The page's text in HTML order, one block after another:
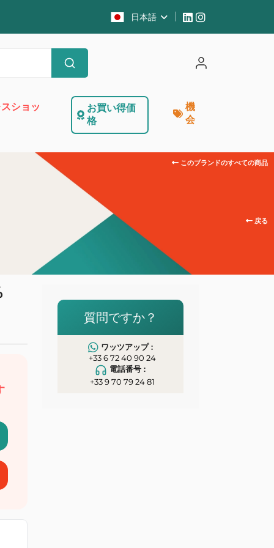
日本語
ショッ
お買い得価
格
機
会
このブランドのすべての商品
戻る
質問ですか？
ワッツアップ :
+33 6 72 40 90 24
電話番号 :
+33 9 70 79 24 81